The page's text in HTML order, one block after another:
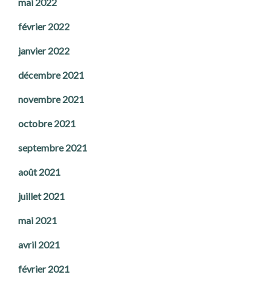
février 2022
janvier 2022
décembre 2021
novembre 2021
octobre 2021
septembre 2021
août 2021
juillet 2021
mai 2021
avril 2021
février 2021